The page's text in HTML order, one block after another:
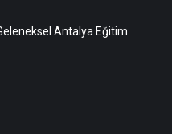
Antalya Eğitim